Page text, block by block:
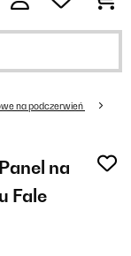
na podczerwień
na
Fale